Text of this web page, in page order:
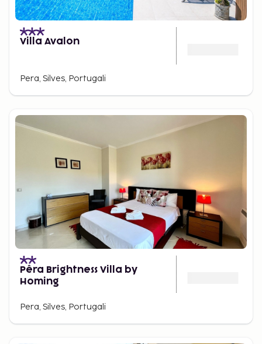
Villa Avalon
Pera, Silves, Portugali
Pêra Brightness Villa by
Homing
Pera, Silves, Portugali